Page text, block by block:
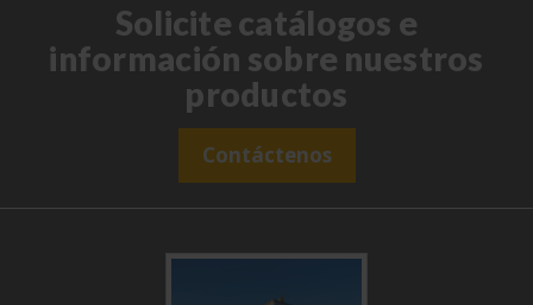
Solicite catálogos e
información sobre nuestros
productos
Contáctenos